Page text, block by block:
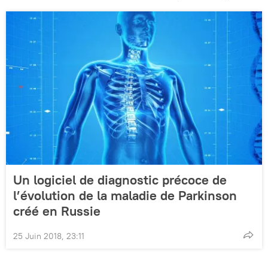
Un logiciel de diagnostic précoce de
l’évolution de la maladie de Parkinson
créé en Russie
25 Juin 2018, 23:11